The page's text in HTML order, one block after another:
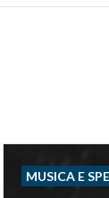
MUSICA E